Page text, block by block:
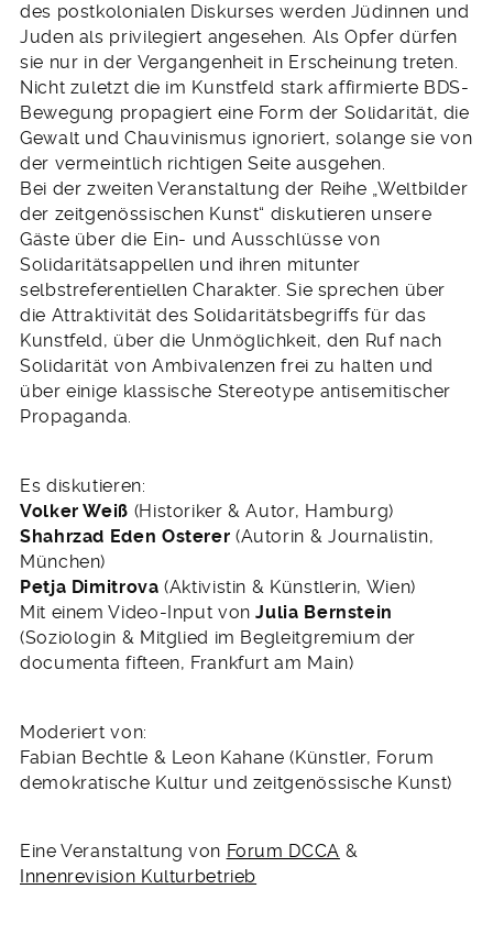
des postkolonialen Diskurses werden Jüdinnen und
Juden als privilegiert angesehen. Als Opfer dürfen
sie nur in der Vergangenheit in Erscheinung treten.
Nicht zuletzt die im Kunstfeld stark affirmierte BDS-
Bewegung propagiert eine Form der Solidarität, die
Gewalt und Chauvinismus ignoriert, solange sie von
der vermeintlich richtigen Seite ausgehen.
Bei der zweiten Veranstaltung der Reihe „Weltbilder
der zeitgenössischen Kunst“ diskutieren unsere
Gäste über die Ein- und Ausschlüsse von
Solidaritätsappellen und ihren mitunter
selbstreferentiellen Charakter. Sie sprechen über
die Attraktivität des Solidaritätsbegriffs für das
Kunstfeld, über die Unmöglichkeit, den Ruf nach
Solidarität von Ambivalenzen frei zu halten und
über einige klassische Stereotype antisemitischer
Propaganda.
Es diskutieren:
Volker Weiß (Historiker & Autor, Hamburg)
Shahrzad Eden Osterer (Autorin & Journalistin,
München)
Petja Dimitrova (Aktivistin & Künstlerin, Wien)
Mit einem Video-Input vonJulia Bernstein
(Soziologin & Mitglied im Begleitgremium der
documenta fifteen, Frankfurt am Main)
Moderiert von:
Fabian Bechtle & Leon Kahane (Künstler, Forum
demokratische Kultur und zeitgenössische Kunst)
Eine Veranstaltung von Forum DCCA &
Innenrevision Kulturbetrieb